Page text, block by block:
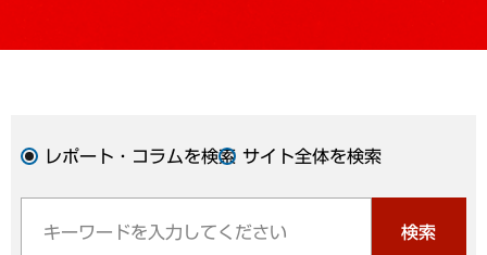
レポート・コラムを検索 サイト全体を検索
検索